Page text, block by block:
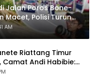
Jalan Poros Bone-
Macet, Polisi Turun
AM
Riattang Timur
Camat Andi Habibie:
Baik Saja